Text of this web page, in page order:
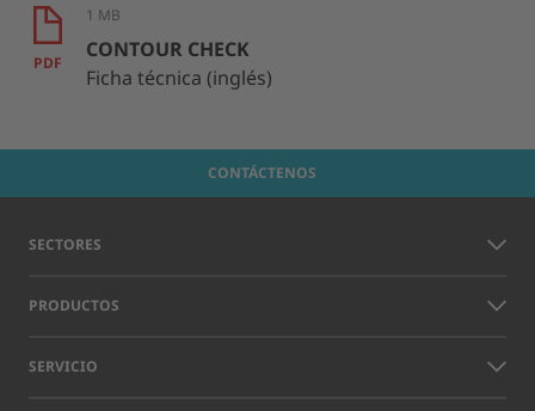
PDF
1 MB
CONTOUR CHECK
Ficha técnica (inglés)
CONTÁCTENOS
SECTORES
PRODUCTOS
SERVICIO